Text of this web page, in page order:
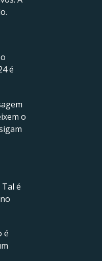
é
o
é
é